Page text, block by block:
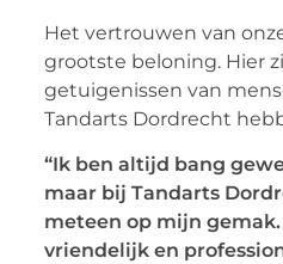
Het vertrouwen van
grootste beloning. Hier
getuigenissen van
Tandarts Dordrecht
“Ik ben altijd bang
maar bij Tandarts
meteen op mijn
vriendelijk en